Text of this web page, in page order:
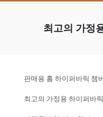
최고의 가정
판매용 홈 하이퍼바릭 챔
최고의 가정용 하이퍼바